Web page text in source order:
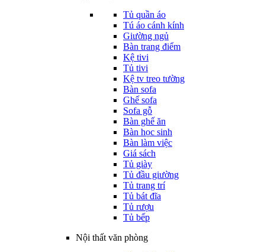
Tủ quần áo
Tú áo cánh kính
Giường ngủ
Bàn trang điểm
Kệ tivi
Tủ tivi
Kệ tv treo tường
Bàn sofa
Ghế sofa
Sofa gỗ
Bàn ghế ăn
Bàn học sinh
Bàn làm việc
Giá sách
Tủ giày
Tủ đầu giường
Tủ trang trí
Tủ bát đĩa
Tủ rượu
Tủ bếp
Nội thất văn phòng